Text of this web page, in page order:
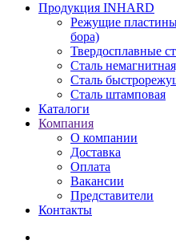
Продукция INHARD
Режущие
бора)
Твердосплавные
Сталь
Сталь
Сталь штамповая
Каталоги
Компания
О компании
Доставка
Оплата
Вакансии
Представители
Контакты